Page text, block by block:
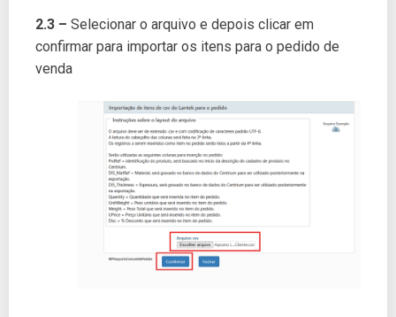
2.3 – Selecionar o arquivo e depois clicar em
confirmar para importar os itens para o pedido de
venda